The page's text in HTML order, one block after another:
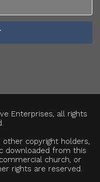
Enterprises, all rights
copyright holders,
downloaded from this
church, or
rights are reserved.